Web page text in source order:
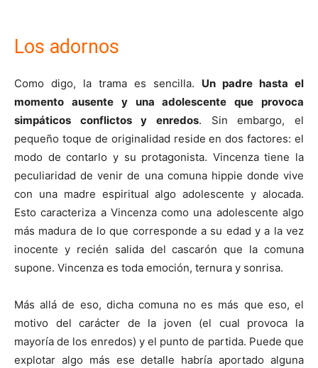
Los adornos
Como digo, la trama es sencilla. Un padre hasta el
momento ausente y una adolescente que provoca
simpáticos conflictos y enredos. Sin embargo, el
pequeño toque de originalidad reside en dos factores: el
modo de contarlo y su protagonista. Vincenza tiene la
peculiaridad de venir de una comuna hippie donde vive
con una madre espiritual algo adolescente y alocada.
Esto caracteriza a Vincenza como una adolescente algo
más madura de lo que corresponde a su edad y a la vez
inocente y recién salida del cascarón que la comuna
supone. Vincenza es toda emoción, ternura y sonrisa.
Más allá de eso, dicha comuna no es más que eso, el
motivo del carácter de la joven (el cual provoca la
mayoría de los enredos) y el punto de partida. Puede que
explotar algo más ese detalle habría aportado alguna